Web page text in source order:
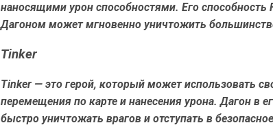
наносящими урон способностями. Его способность
Дагоном может мгновенно уничтожить
Tinker
Tinker — это герой, который может использовать
перемещения по карте и нанесения урона. Дагон в
быстро уничтожать врагов и отступать в